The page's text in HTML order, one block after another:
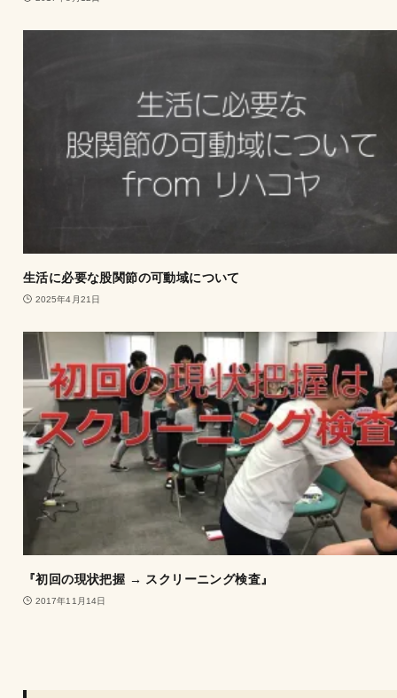
生活に必要な股関節の可動域について
2025年4月21日
『初回の現状把握 → スクリーニング検査』
2017年11月14日